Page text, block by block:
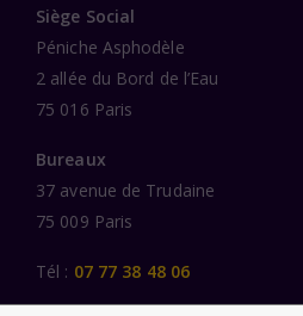
Siège Social
Péniche Asphodèle
2 allée du Bord de l’Eau
75 016 Paris
Bureaux
37 avenue de Trudaine
75 009 Paris
Tél : 07 77 38 48 06